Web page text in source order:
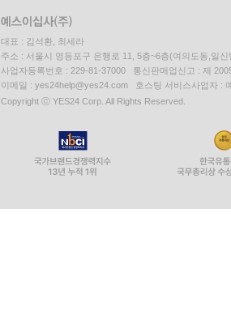
대표 : 김석환, 최세라
주소 : 서울시 영등포구 은행로 11, 5층~6층(여의도동,일신
사업자등록번호 : 229-81-37000 통신판매업신고 : 제
이메일 : yes24help@yes24.com 호스팅 서비스사업자 :
Copyright ⓒ YES24 Corp. All Rights Reserved.